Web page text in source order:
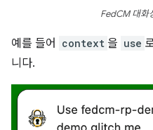
FedCM 대화
예를 들어 context 을 use
니다.